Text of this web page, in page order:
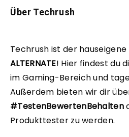
Über Techrush
Techrush ist der
ALTERNATE! Hier findest du
im Gaming-Bereich und
Außerdem bieten wir dir
#TestenBewertenBehalten
Produkttester zu werden.